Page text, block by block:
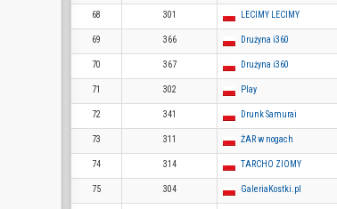
68 301 LECIMY LECIMY
69 366 Drużyna i360
70 367 Drużyna i360
71 302 Play
72 341 Drunk Samurai
73 311 ŻAR w nogach
74 314 TARCHO ZIOMY
75 304 GaleriaKostki.pl